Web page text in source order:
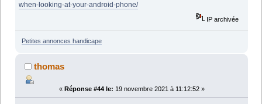
when-looking-at-your-android-phone/
IP archivée
Petites annonces handicape
thomas
« Réponse #44 le: 19 novembre 2021 à 11:12:52 »